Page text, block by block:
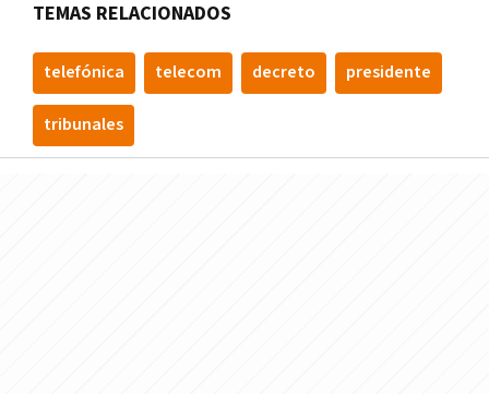
TEMAS RELACIONADOS
telefónica telecom decreto presidente
tribunales